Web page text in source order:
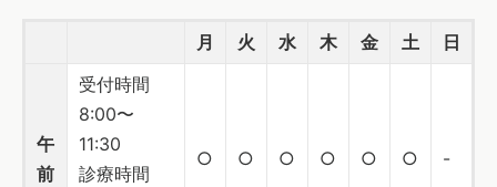
月 火 水 木 金 土 日
午
前
受付時間
8:00〜
11:30
診療時間
○ ○ ○ ○ ○ ○ -